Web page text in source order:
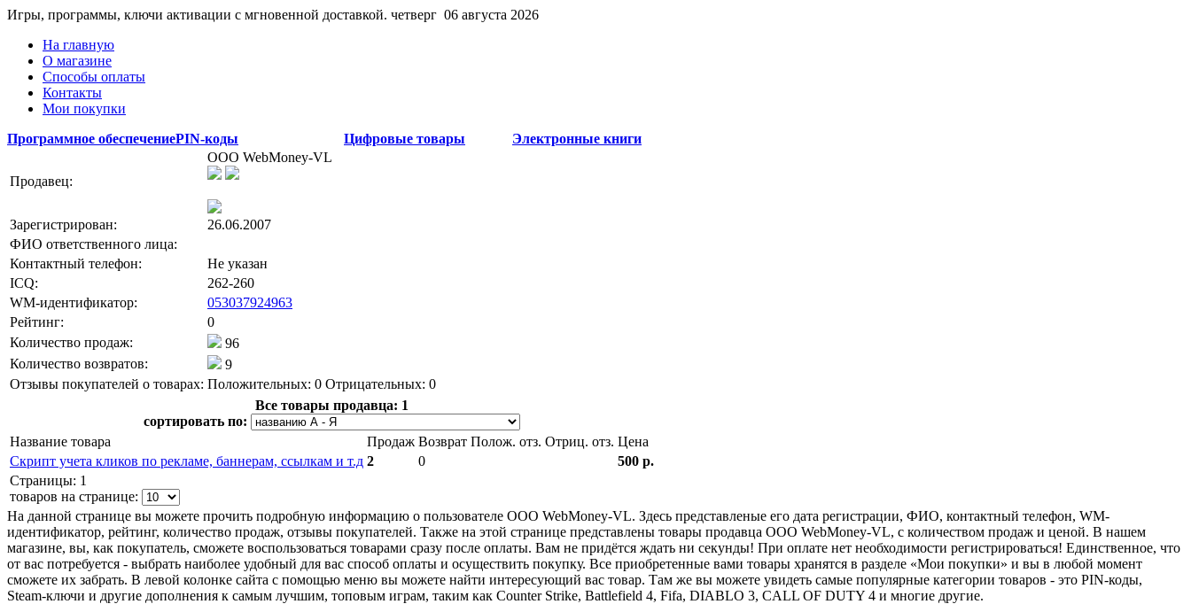
Игры, программы, ключи активации с мгновенной доставкой. четверг 06 августа 2026
На главную
О магазине
Способы оплаты
Контакты
Мои покупки
Программное обеспечениеPIN-коды Цифровые товары Электронные книги
Продавец:
ООО WebMoney-VL
Зарегистрирован:
26.06.2007
ФИО ответственного лица:
Контактный телефон:
Не указан
ICQ:
262-260
WM-идентификатор:
053037924963
Рейтинг:
0
Количество продаж:
96
Количество возвратов:
9
Отзывы покупателей о товарах: Положительных: 0 Отрицательных: 0
Все товары продавца: 1
сортировать по:
Название товара
Продаж Возврат Полож. отз. Отриц. отз. Цена
Скрипт учета кликов по рекламе, баннерам, ссылкам и т.д 2 0
500 р.
Страницы: 1
товаров на странице:
На данной странице вы можете прочить подробную информацию о пользователе ООО WebMoney-VL. Здесь представленые его дата регистрации, ФИО, контактный телефон, WM-
идентификатор, рейтинг, количество продаж, отзывы покупателей. Также на этой странице представлены товары продавца ООО WebMoney-VL, с количеством продаж и ценой. В нашем
магазине, вы, как покупатель, сможете воспользоваться товарами сразу после оплаты. Вам не придётся ждать ни секунды! При оплате нет необходимости регистрироваться! Единственное, что
от вас потребуется - выбрать наиболее удобный для вас способ оплаты и осуществить покупку. Все приобретенные вами товары хранятся в разделе «Мои покупки» и вы в любой момент
сможете их забрать. В левой колонке сайта с помощью меню вы можете найти интересующий вас товар. Там же вы можете увидеть самые популярные категории товаров - это PIN-коды,
Steam-ключи и другие дополнения к самым лучшим, топовым играм, таким как Counter Strike, Battlefield 4, Fifa, DIABLO 3, CALL OF DUTY 4 и многие другие.